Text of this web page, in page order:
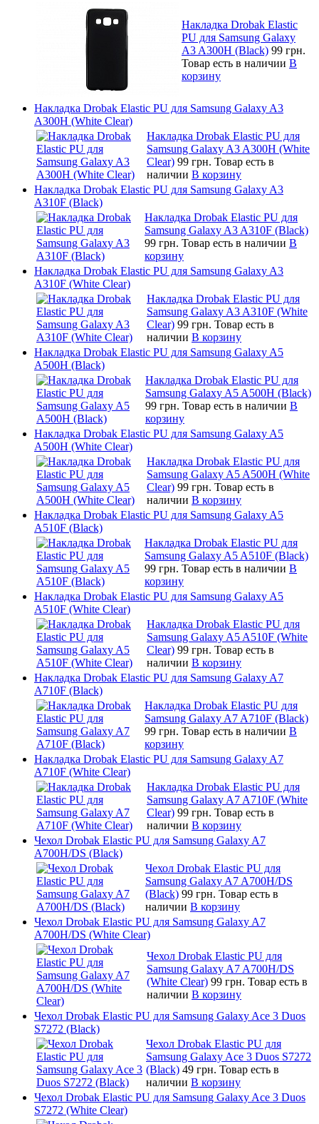
Накладка Drobak Elastic
PU для Samsung Galaxy
A3 A300H (Black) 99 грн.
Товар есть в наличии В
корзину
Накладка Drobak Elastic PU для Samsung Galaxy A3
A300H (White Clear)
Накладка Drobak Elastic PU для
Samsung Galaxy A3 A300H (White
Clear) 99 грн. Товар есть в
наличии В корзину
Накладка Drobak Elastic PU для Samsung Galaxy A3
A310F (Black)
Накладка Drobak Elastic PU для
Samsung Galaxy A3 A310F (Black)
99 грн. Товар есть в наличии В
корзину
Накладка Drobak Elastic PU для Samsung Galaxy A3
A310F (White Clear)
Накладка Drobak Elastic PU для
Samsung Galaxy A3 A310F (White
Clear) 99 грн. Товар есть в
наличии В корзину
Накладка Drobak Elastic PU для Samsung Galaxy A5
A500H (Black)
Накладка Drobak Elastic PU для
Samsung Galaxy A5 A500H (Black)
99 грн. Товар есть в наличии В
корзину
Накладка Drobak Elastic PU для Samsung Galaxy A5
A500H (White Clear)
Накладка Drobak Elastic PU для
Samsung Galaxy A5 A500H (White
Clear) 99 грн. Товар есть в
наличии В корзину
Накладка Drobak Elastic PU для Samsung Galaxy A5
A510F (Black)
Накладка Drobak Elastic PU для
Samsung Galaxy A5 A510F (Black)
99 грн. Товар есть в наличии В
корзину
Накладка Drobak Elastic PU для Samsung Galaxy A5
A510F (White Clear)
Накладка Drobak Elastic PU для
Samsung Galaxy A5 A510F (White
Clear) 99 грн. Товар есть в
наличии В корзину
Накладка Drobak Elastic PU для Samsung Galaxy A7
A710F (Black)
Накладка Drobak Elastic PU для
Samsung Galaxy A7 A710F (Black)
99 грн. Товар есть в наличии В
корзину
Накладка Drobak Elastic PU для Samsung Galaxy A7
A710F (White Clear)
Накладка Drobak Elastic PU для
Samsung Galaxy A7 A710F (White
Clear) 99 грн. Товар есть в
наличии В корзину
Чехол Drobak Elastic PU для Samsung Galaxy A7
A700H/DS (Black)
Чехол Drobak Elastic PU для
Samsung Galaxy A7 A700H/DS
(Black) 99 грн. Товар есть в
наличии В корзину
Чехол Drobak Elastic PU для Samsung Galaxy A7
A700H/DS (White Clear)
Чехол Drobak Elastic PU для
Samsung Galaxy A7 A700H/DS
(White Clear) 99 грн. Товар есть в
наличии В корзину
Чехол Drobak Elastic PU для Samsung Galaxy Ace 3 Duos
S7272 (Black)
Чехол Drobak Elastic PU для
Samsung Galaxy Ace 3 Duos S7272
(Black) 49 грн. Товар есть в
наличии В корзину
Чехол Drobak Elastic PU для Samsung Galaxy Ace 3 Duos
S7272 (White Clear)